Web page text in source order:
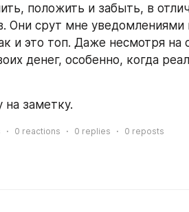
положить и забыть, в
Они срут мне уведомлениями
и это топ. Даже несмотря на
денег, особенно, когда
заметку.
0 reactions 0 replies 0 reposts